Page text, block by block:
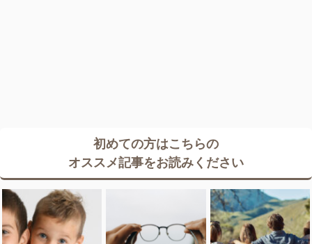
初めての方はこちらの
オススメ記事をお読みください